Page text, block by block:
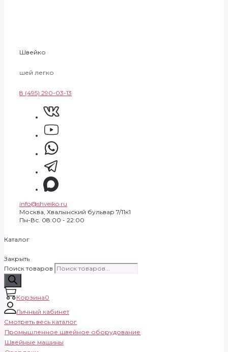
Швейко
шей легко
8 (495) 290-03-13
info@shveiko.ru
Москва, Хвалынский бульвар 7/11к1
Пн-Вс. 08:00 - 22:00
Каталог
Закрыть
Поиск товаров
Корзина0
Личный кабинет
Смотреть весь каталог
Промышленное швейное оборудование
Швейные машины